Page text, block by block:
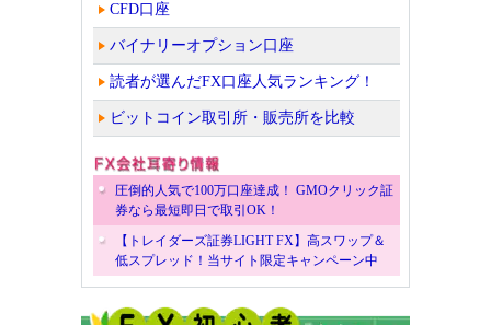
CFD口座
バイナリーオプション口座
読者が選んだFX口座人気ランキング！
ビットコイン取引所・販売所を比較
圧倒的人気で100万口座達成！ GMOクリック証
券なら最短即日で取引OK！
【トレイダーズ証券LIGHT FX】高スワップ＆
低スプレッド！当サイト限定キャンペーン中